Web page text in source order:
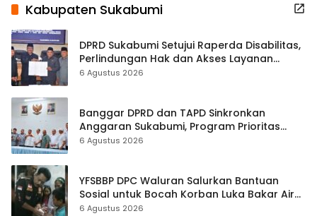
Kabupaten Sukabumi
DPRD Sukabumi Setujui Raperda Disabilitas,
Perlindungan Hak dan Akses Layanan
Diperkuat
6 Agustus 2026
Banggar DPRD dan TAPD Sinkronkan
Anggaran Sukabumi, Program Prioritas
hingga Pendapatan Dibahas
6 Agustus 2026
YFSBBP DPC Waluran Salurkan Bantuan
Sosial untuk Bocah Korban Luka Bakar Air
Panas
6 Agustus 2026